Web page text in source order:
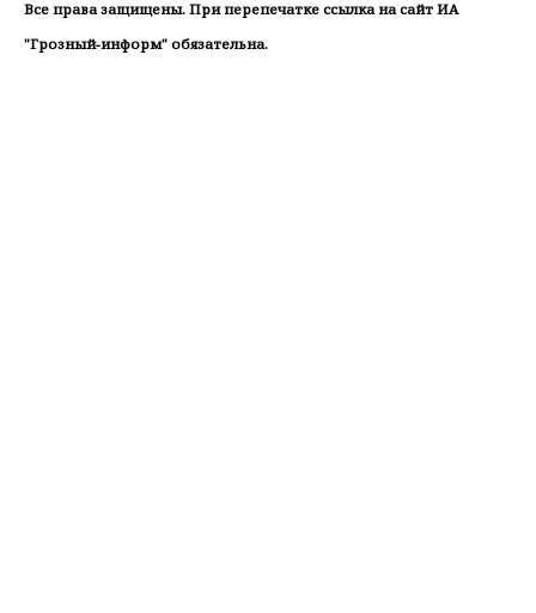
Все права защищены. При перепечатке ссылка на сайт ИА
"Грозный-информ" обязательна.